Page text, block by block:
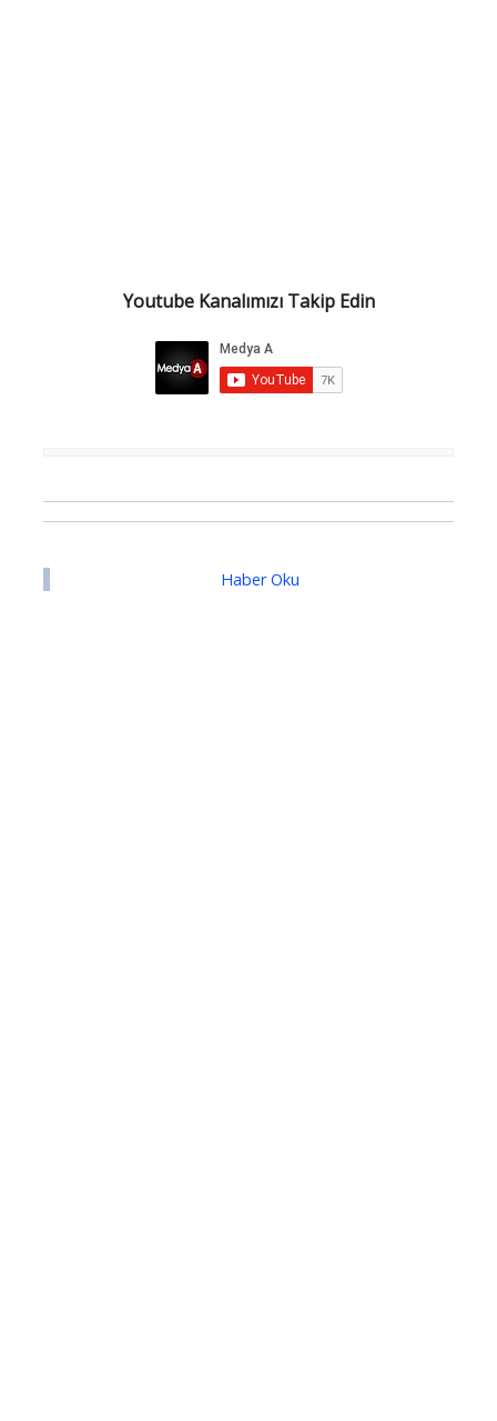
Youtube Kanalımızı Takip Edin
Haber Oku